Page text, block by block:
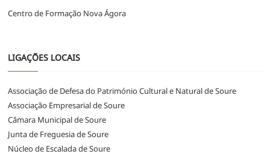
Centro de Formação Nova Ágora
LIGAÇÕES LOCAIS
Associação de Defesa do Património Cultural e Natural de Soure
Associação Empresarial de Soure
Câmara Municipal de Soure
Junta de Freguesia de Soure
Núcleo de Escalada de Soure